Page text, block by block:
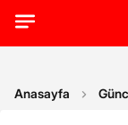
Anasayfa